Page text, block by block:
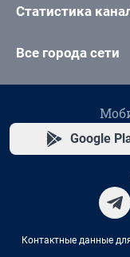
Статистика
Все города сети
Google
Контактные данные